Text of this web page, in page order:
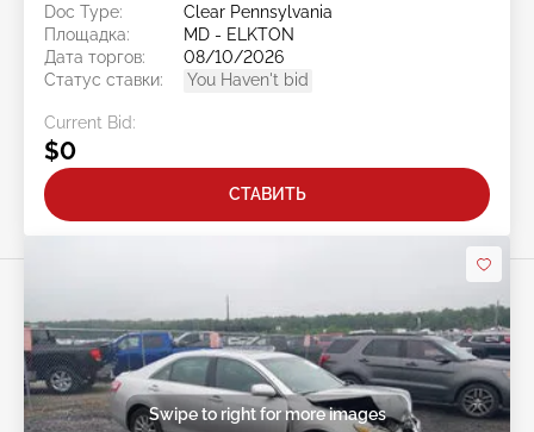
Doc Type:
Clear Pennsylvania
Площадка:
MD - ELKTON
Дата торгов:
08/10/2026
Статус ставки:
You Haven't bid
Current Bid:
$0
СТАВИТЬ
Swipe to right for more images